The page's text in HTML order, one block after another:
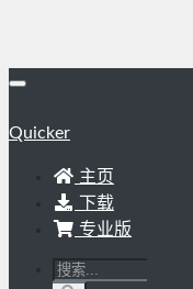
Quicker
主页
下载
专业版